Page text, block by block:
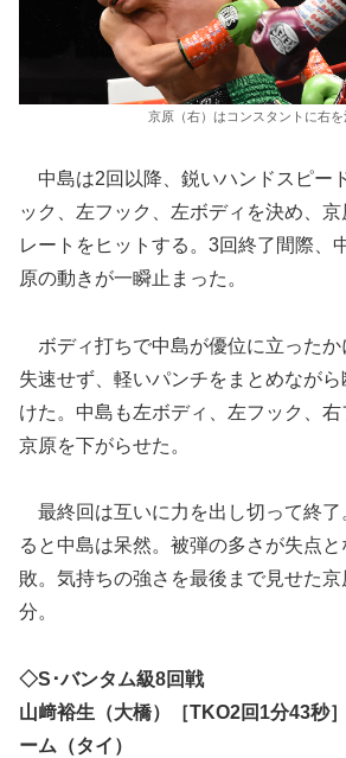
京原（右）はコンスタントに右を
中島は2回以降、鋭いハンドスピー
ック、左フック、左ボディを決め、
レートをヒットする。3回終了間際、
原の動きが一瞬止まった。
ボディ打ちで中島が優位に立ったか
失速せず、軽いパンチをまとめなが
けた。中島も左ボディ、左フック、
京原を下がらせた。
最終回は互いに力を出し切って終了
ると中島は呆然。被弾の多さが失点
敗。気持ちの強さを最後まで見せた
分。
◇S･バンタム級8回戦
山﨑裕生（大橋）［TKO2回1分43秒
ーム（タイ）